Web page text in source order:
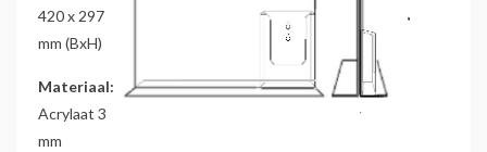
420 x 297
mm (BxH)
Materiaal:
Acrylaat 3
mm